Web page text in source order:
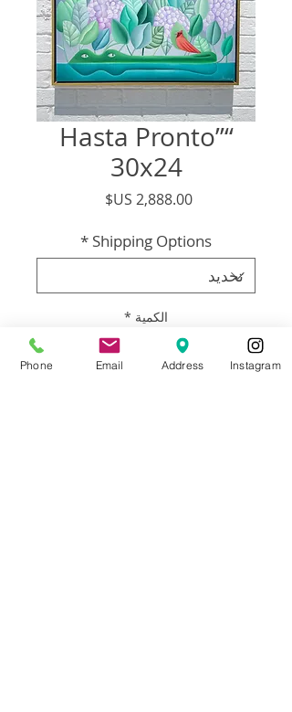
“Hasta Pronto”
30x24
‏2,888.00 US$
Shipping Options
*
الكمية *
Phone Email Address Instagram